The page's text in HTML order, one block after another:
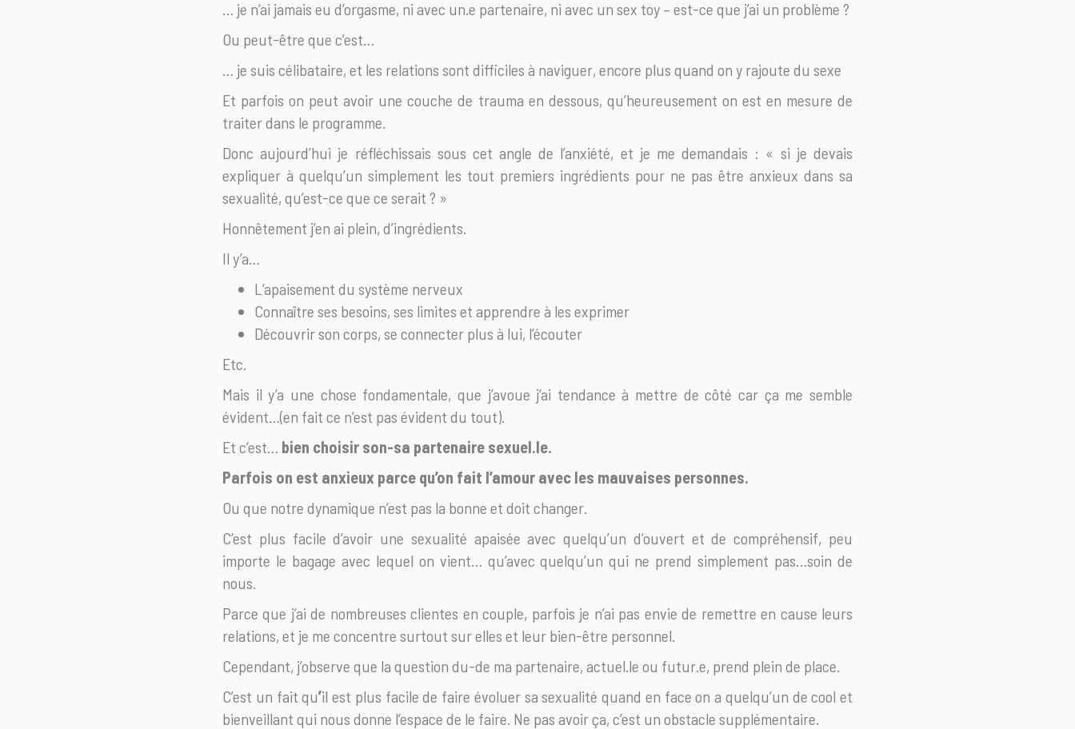
… je n’ai jamais eu d’orgasme, ni avec un.e partenaire, ni avec un sex toy – est-ce que j’ai un problème ?
Ou peut-être que c’est…
… je suis célibataire, et les relations sont difficiles à naviguer, encore plus quand on y rajoute du sexe
Et parfois on peut avoir une couche de trauma en dessous, qu’heureusement on est en mesure de
traiter dans le programme.
Donc aujourd’hui je réfléchissais sous cet angle de l’anxiété, et je me demandais : « si je devais
expliquer à quelqu’un simplement les tout premiers ingrédients pour ne pas être anxieux dans sa
sexualité, qu’est-ce que ce serait ? »
Honnêtement j’en ai plein, d’ingrédients.
Il y’a…
L’apaisement du système nerveux
Connaître ses besoins, ses limites et apprendre à les exprimer
Découvrir son corps, se connecter plus à lui, l’écouter
Etc.
Mais il y’a une chose fondamentale, que j’avoue j’ai tendance à mettre de côté car ça me semble
évident…(en fait ce n’est pas évident du tout).
Et c’est… bien choisir son-sa partenaire sexuel.le.
Parfois on est anxieux parce qu’on fait l’amour avec les mauvaises personnes.
Ou que notre dynamique n’est pas la bonne et doit changer.
C’est plus facile d’avoir une sexualité apaisée avec quelqu’un d’ouvert et de compréhensif, peu
importe le bagage avec lequel on vient… qu’avec quelqu’un qui ne prend simplement pas…soin de
nous.
Parce que j’ai de nombreuses clientes en couple, parfois je n’ai pas envie de remettre en cause leurs
relations, et je me concentre surtout sur elles et leur bien-être personnel.
Cependant, j’observe que la question du-de ma partenaire, actuel.le ou futur.e, prend plein de place.
C’est un fait qu’il est plus facile de faire évoluer sa sexualité quand en face on a quelqu’un de cool et
bienveillant qui nous donne l’espace de le faire. Ne pas avoir ça, c’est un obstacle supplémentaire.